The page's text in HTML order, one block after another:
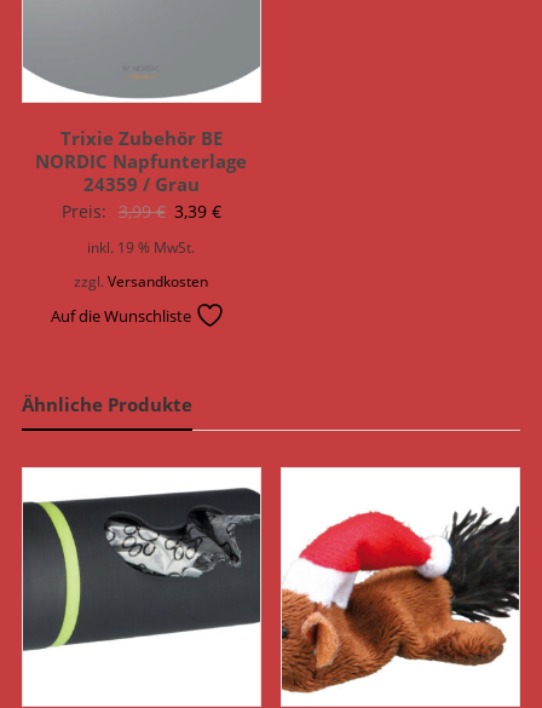
Trixie Zubehör BE
NORDIC Napfunterlage
24359 / Grau
Preis: 3,99€ Ursprünglicher
Preis
3,99 €
3,39 €Aktueller
3,39 €.
inkl. 19 % MwSt.
zzgl.Versandkosten
Auf die Wunschliste
Ähnliche Produkte